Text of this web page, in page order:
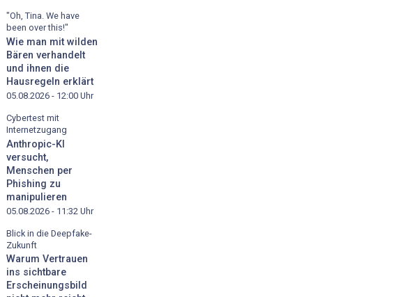
"Oh, Tina. We have
been over this!"
Wie man mit wilden
Bären verhandelt
und ihnen die
Hausregeln erklärt
05.08.2026 - 12:00 Uhr
Cybertest mit
Internetzugang
Anthropic-KI
versucht,
Menschen per
Phishing zu
manipulieren
05.08.2026 - 11:32 Uhr
Blick in die Deepfake-
Zukunft
Warum Vertrauen
ins sichtbare
Erscheinungsbild